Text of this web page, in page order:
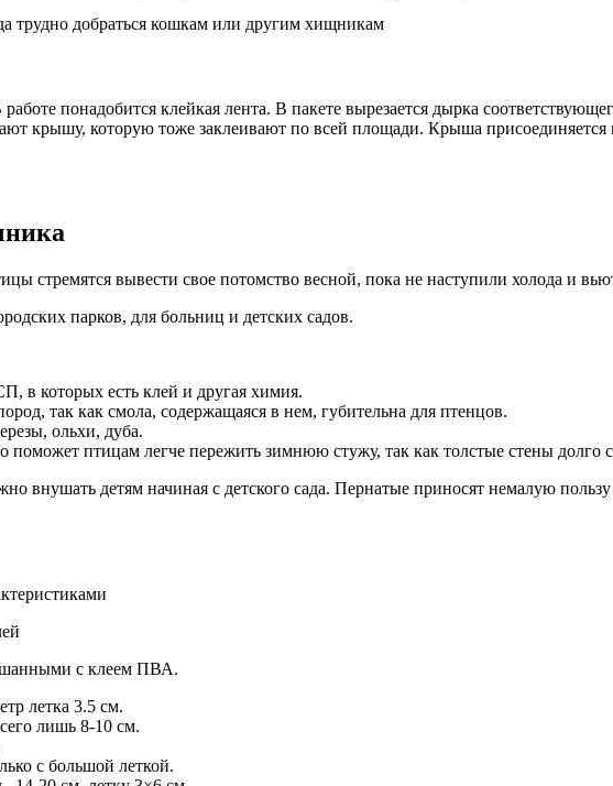
трудно добраться кошкам или другим хищникам
понадобится клейкая лента. В пакете вырезается дырка
крышу, которую тоже заклеивают по всей площади. Крыша присоединяется
стремятся вывести свое потомство весной, пока не наступили холода и
парков, для больниц и детских садов.
в которых есть клей и другая химия.
так как смола, содержащаяся в нем, губительна для птенцов.
ольхи, дуба.
птицам легче пережить зимнюю стужу, так как толстые стены долго
внушать детям начиная с детского сада. Пернатые приносят немалую пользу
с клеем ПВА.
летка 3.5 см.
лишь 8-10 см.
с большой леткой.